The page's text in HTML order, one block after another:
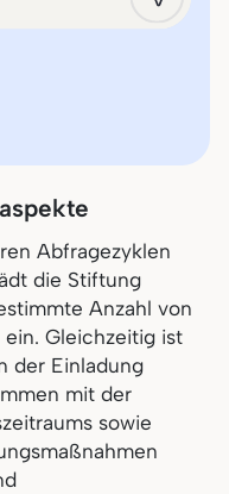
Abfragezyklen
die Stiftung
Anzahl von
Gleichzeitig ist
der Einladung
mit der
sowie